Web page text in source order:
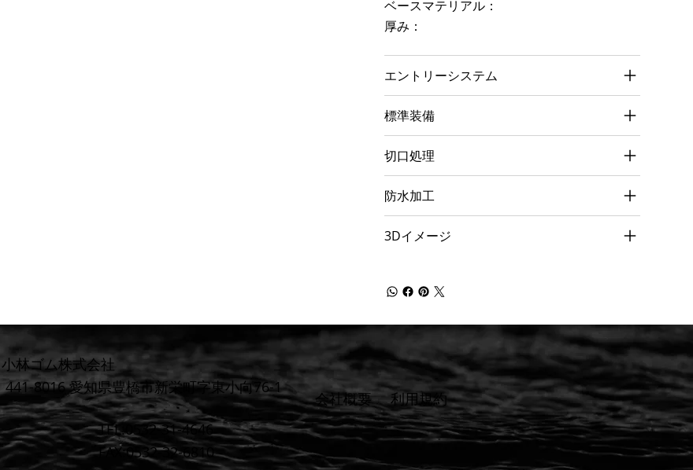
ベースマテリアル：
厚み：
エントリーシステム
標準装備
切口処理
防水加工
3Dイメージ
小林ゴム株式会社
441-8016 愛知県豊橋市新栄町字東小向76-1
TEL:0532-31-4646
FAX:0532-32-6810
​会社概要 ​利用規約